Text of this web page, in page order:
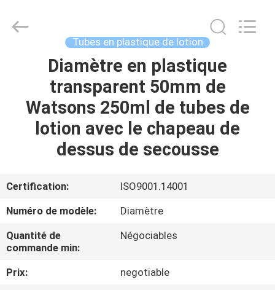
MAISON
PRODUITS
DE
NOUS
VISITE
D'USINE
TUBES(SHANG
HAI)CO.,LTD.
Tubes en plastique de lotion
Diamètre en plastique
transparent 50mm de
Watsons 250ml de tubes de
lotion avec le chapeau de
dessus de secousse
Certification:
ISO9001.14001
Numéro de modèle:
Diamètre
Quantité de
commande min:
Négociables
Prix:
negotiable